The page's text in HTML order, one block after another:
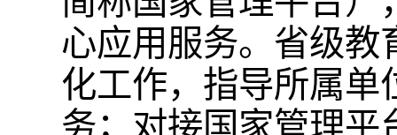
心应用服务。省级教
化工作，指导所属单
务；对接国家管理平